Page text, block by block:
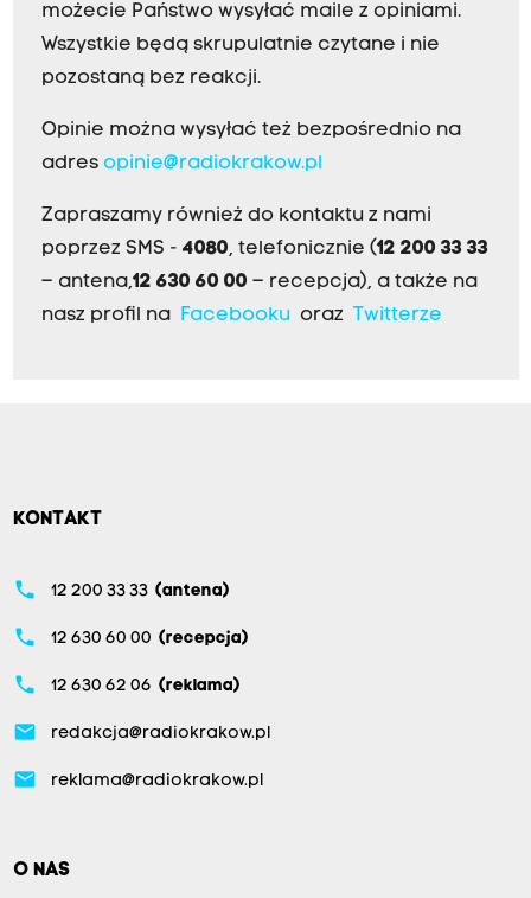
możecie Państwo wysyłać maile z opiniami.
Wszystkie będą skrupulatnie czytane i nie
pozostaną bez reakcji.
Opinie można wysyłać też bezpośrednio na
adres opinie@radiokrakow.pl
Zapraszamy również do kontaktu z nami
poprzez SMS - 4080, telefonicznie (12 200 33 33
– antena,12 630 60 00 – recepcja), a także na
nasz profil na Facebookuoraz Twitterze
KONTAKT
phone 12 200 33 33 (antena)
phone 12 630 60 00 (recepcja)
phone 12 630 62 06 (reklama)
email redakcja@radiokrakow.pl
email reklama@radiokrakow.pl
O NAS